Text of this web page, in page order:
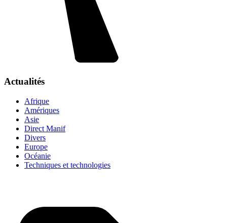
Actualités
Afrique
Amériques
Asie
Direct Manif
Divers
Europe
Océanie
Techniques et technologies